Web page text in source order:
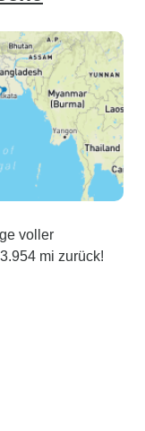
voller
mi zurück!